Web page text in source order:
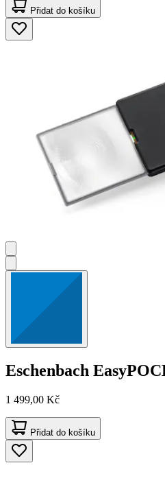
Přidat do košíku
Eschenbach
1 499,00 Kč
Přidat do košíku